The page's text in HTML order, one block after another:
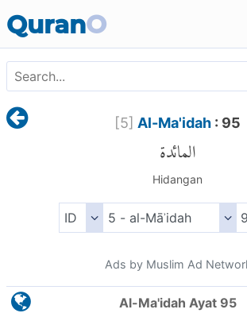
QuranO
[5] Al-Ma'idah : 95
المائدة
Hidangan
Ads by Muslim Ad
Al-Ma'idah Ayat 95